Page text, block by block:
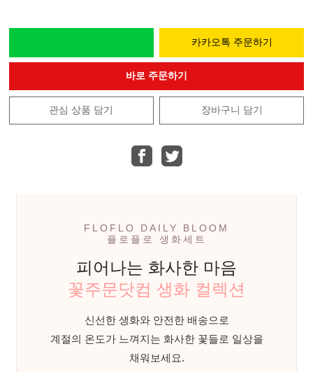
카카오톡 주문하기
바로 주문하기
관심 상품 담기 장바구니 담기
FLOFLO DAILY BLOOM
플로플로 생화세트
피어나는 화사한 마음
꽃주문닷컴 생화 컬렉션
신선한 생화와 안전한 배송으로
계절의 온도가 느껴지는 화사한 꽃들로 일상을
채워보세요.